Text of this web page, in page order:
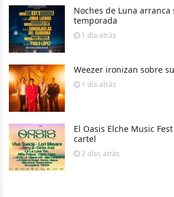
Noches de Luna arranca
temporada
1 día atrás
Weezer ironizan sobre su
1 día atrás
El Oasis Elche Music
cartel
2 días atrás